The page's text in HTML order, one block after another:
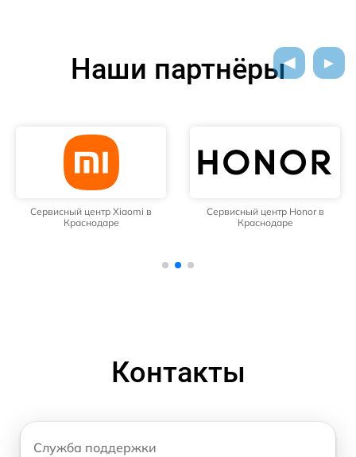
Наши партнёры
Сервисный центр Honor в
Краснодаре
Сервисный центр Samsung в
Краснодаре
Контакты
Служба поддержки